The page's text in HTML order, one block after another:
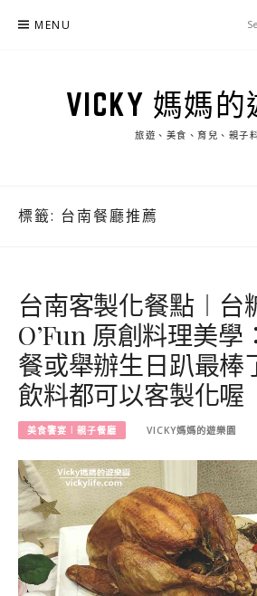
MENU
VICKY 媽媽
旅遊、美食、育兒、親子
標籤: 台南餐廳推薦
台南客製化餐點︱台
O’Fun 原創料理美學
餐或舉辦生日趴最棒
飲料都可以客製化喔
美食饗宴︱親子餐廳 VICKY媽媽的遊樂園